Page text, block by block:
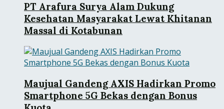
PT Arafura Surya Alam Dukung
Kesehatan Masyarakat Lewat Khitanan
Massal di Kotabunan
Maujual Gandeng AXIS Hadirkan Promo
Smartphone 5G Bekas dengan Bonus